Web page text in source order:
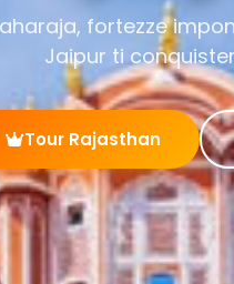
fortezze
Jaipur ti
Tour Rajasthan